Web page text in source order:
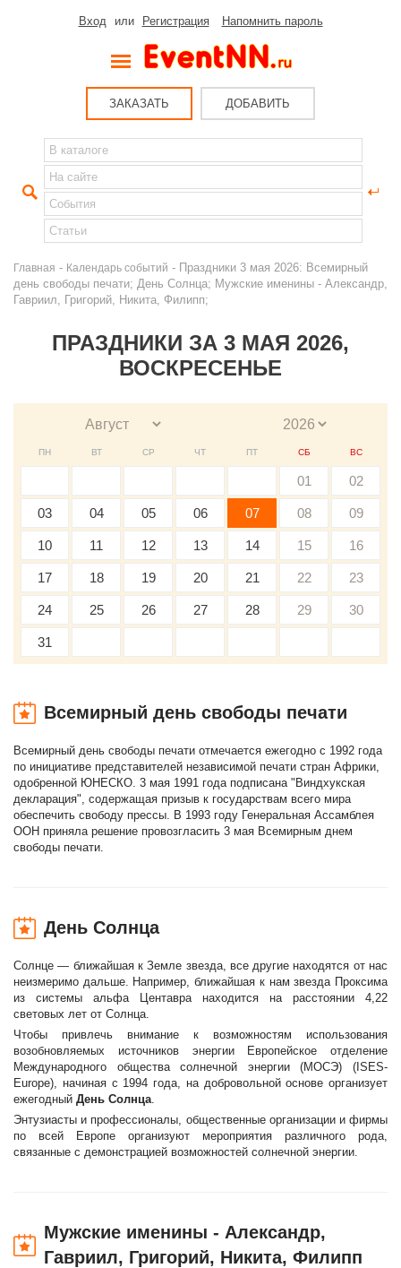
Вход или Регистрация Напомнить пароль
ЗАКАЗАТЬ ДОБАВИТЬ
Главная - Календарь событий - Праздники 3 мая 2026: Всемирный
день свободы печати; День Солнца; Мужские именины - Александр,
Гавриил, Григорий, Никита, Филипп;
ПРАЗДНИКИ ЗА 3 МАЯ 2026,
ВОСКРЕСЕНЬЕ
ПН ВТ СР ЧТ ПТ СБ ВС
01 02
03 04 05 06 07 08 09
10 11 12 13 14 15 16
17 18 19 20 21 22 23
24 25 26 27 28 29 30
31
Всемирный день свободы печати
Всемирный день свободы печати отмечается ежегодно с 1992 года
по инициативе представителей независимой печати стран Африки,
одобренной ЮНЕСКО. 3 мая 1991 года подписана "Виндхукская
декларация", содержащая призыв к государствам всего мира
обеспечить свободу прессы. В 1993 году Генеральная Ассамблея
ООН приняла решение провозгласить 3 мая Всемирным днем
свободы печати.
День Солнца
Солнце — ближайшая к Земле звезда, все другие находятся от нас
неизмеримо дальше. Например, ближайшая к нам звезда Проксима
из системы aльфа Центавра находится на расстоянии 4,22
световых лет от Солнца.
Чтобы привлечь внимание к возможностям использования
возобновляемых источников энергии Европейское отделение
Международного общества солнечной энергии (МОСЭ) (ISES-
Europe), начиная с 1994 года, на добровольной основе организует
ежегодный День Солнца.
Энтузиасты и профессионалы, общественные организации и фирмы
по всей Европе организуют мероприятия различного рода,
связанные с демонстрацией возможностей солнечной энергии.
Мужские именины - Александр,
Гавриил, Григорий, Никита, Филипп